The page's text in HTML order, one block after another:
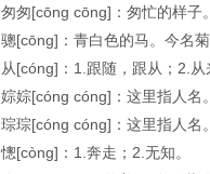
匆匆[cōng cōng]：匆忙的样子。
骢[cōng]：青白色的马。今名
从[cóng]：1.跟随，跟从；2.从
婃婃[cóng cóng]：这里指人名。
琮琮[cóng cóng]：这里指人名。
憁[còng]：1.奔走；2.无知。